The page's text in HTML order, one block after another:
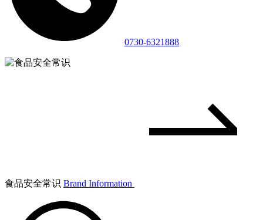
0730-6321888
食品安全常识 Brand Information